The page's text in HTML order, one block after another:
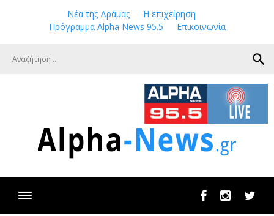
Νέα της Δράμας
Η επιχείρηση
Πρόγραμμα Alpha News 95.5
Επικοινωνία
search
FacebookInstagram